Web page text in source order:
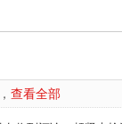
查看全部